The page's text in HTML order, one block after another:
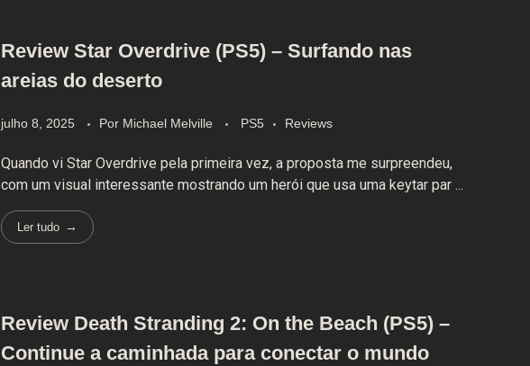
Review Star Overdrive (PS5) – Surfando nas
areias do deserto
julho 8, 2025 Por Michael Melville PS5 Reviews
Quando vi Star Overdrive pela primeira vez, a proposta me surpreendeu,
com um visual interessante mostrando um herói que usa uma keytar par ...
Ler tudo
Review Death Stranding 2: On the Beach (PS5) –
Continue a caminhada para conectar o mundo